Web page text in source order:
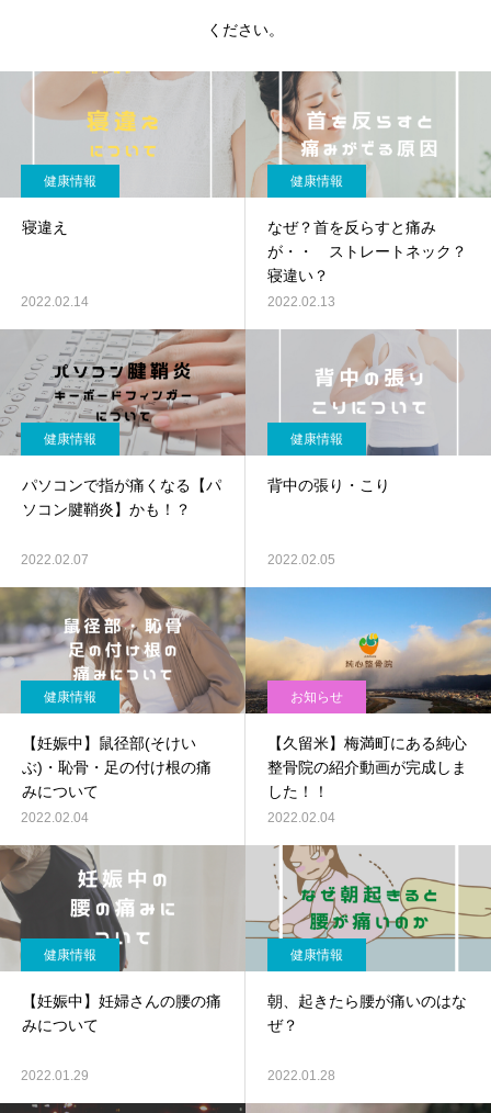
ください。
健康情報
寝違え
2022.02.14
健康情報
なぜ？首を反らすと痛み
が・・ ストレートネック？
寝違い？
2022.02.13
健康情報
パソコンで指が痛くなる【パ
ソコン腱鞘炎】かも！？
2022.02.07
健康情報
背中の張り・こり
2022.02.05
健康情報
【妊娠中】鼠径部(そけい
ぶ)・恥骨・足の付け根の痛
みについて
2022.02.04
お知らせ
【久留米】梅満町にある純心
整骨院の紹介動画が完成しま
した！！
2022.02.04
健康情報
【妊娠中】妊婦さんの腰の痛
みについて
2022.01.29
健康情報
朝、起きたら腰が痛いのはな
ぜ？
2022.01.28